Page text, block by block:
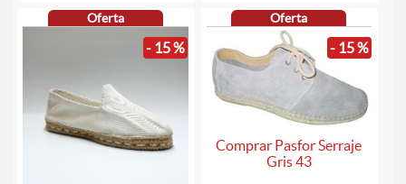
Oferta
- 15 %
Oferta
- 15 %
Comprar Pasfor Serraje
Gris 43